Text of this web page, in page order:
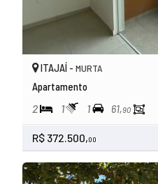
ITAJAÍ - MURTA
Apartamento
2 1 1 61,90
R$ 372.500,00